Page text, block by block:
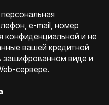
e-mail, номер
конфиденциальной и не
вашей кредитной
зашифрованном виде и
сервере.